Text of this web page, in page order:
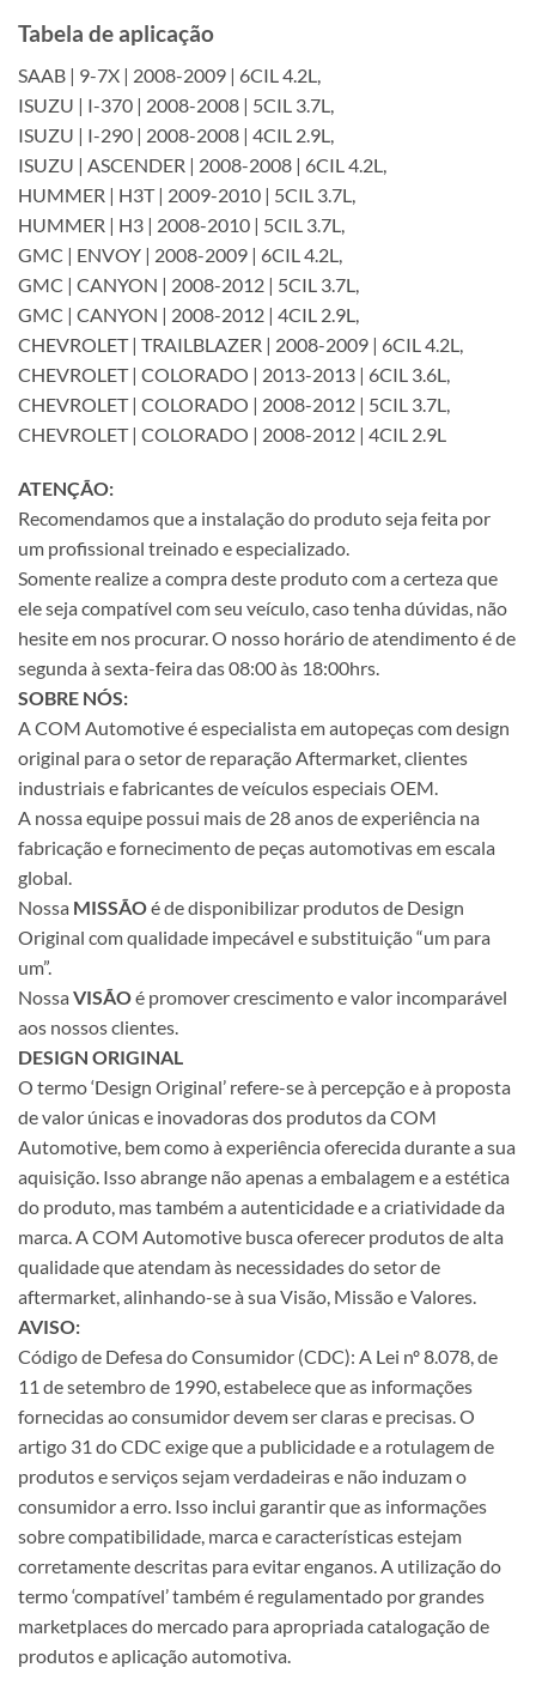
Tabela de aplicação
SAAB | 9-7X | 2008-2009 | 6CIL 4.2L,
ISUZU | I-370 | 2008-2008 | 5CIL 3.7L,
ISUZU | I-290 | 2008-2008 | 4CIL 2.9L,
ISUZU | ASCENDER | 2008-2008 | 6CIL 4.2L,
HUMMER | H3T | 2009-2010 | 5CIL 3.7L,
HUMMER | H3 | 2008-2010 | 5CIL 3.7L,
GMC | ENVOY | 2008-2009 | 6CIL 4.2L,
GMC | CANYON | 2008-2012 | 5CIL 3.7L,
GMC | CANYON | 2008-2012 | 4CIL 2.9L,
CHEVROLET | TRAILBLAZER | 2008-2009 | 6CIL 4.2L,
CHEVROLET | COLORADO | 2013-2013 | 6CIL 3.6L,
CHEVROLET | COLORADO | 2008-2012 | 5CIL 3.7L,
CHEVROLET | COLORADO | 2008-2012 | 4CIL 2.9L
ATENÇÃO:
Recomendamos que a instalação do produto seja feita por
um profissional treinado e especializado.
Somente realize a compra deste produto com a certeza que
ele seja compatível com seu veículo, caso tenha dúvidas, não
hesite em nos procurar. O nosso horário de atendimento é de
segunda à sexta-feira das 08:00 às 18:00hrs.
SOBRE NÓS:
A COM Automotive é especialista em autopeças com design
original para o setor de reparação Aftermarket, clientes
industriais e fabricantes de veículos especiais OEM.
A nossa equipe possui mais de 28 anos de experiência na
fabricação e fornecimento de peças automotivas em escala
global.
Nossa MISSÃOé de disponibilizar produtos de Design
Original com qualidade impecável e substituição “um para
um”.
Nossa VISÃOé promover crescimento e valor incomparável
aos nossos clientes.
DESIGN ORIGINAL
O termo ‘Design Original’ refere-se à percepção e à proposta
de valor únicas e inovadoras dos produtos da COM
Automotive, bem como à experiência oferecida durante a sua
aquisição. Isso abrange não apenas a embalagem e a estética
do produto, mas também a autenticidade e a criatividade da
marca. A COM Automotive busca oferecer produtos de alta
qualidade que atendam às necessidades do setor de
aftermarket, alinhando-se à sua Visão, Missão e Valores.
AVISO:
Código de Defesa do Consumidor (CDC): A Lei nº 8.078, de
11 de setembro de 1990, estabelece que as informações
fornecidas ao consumidor devem ser claras e precisas. O
artigo 31 do CDC exige que a publicidade e a rotulagem de
produtos e serviços sejam verdadeiras e não induzam o
consumidor a erro. Isso inclui garantir que as informações
sobre compatibilidade, marca e características estejam
corretamente descritas para evitar enganos. A utilização do
termo ‘compatível’ também é regulamentado por grandes
marketplaces do mercado para apropriada catalogação de
produtos e aplicação automotiva.